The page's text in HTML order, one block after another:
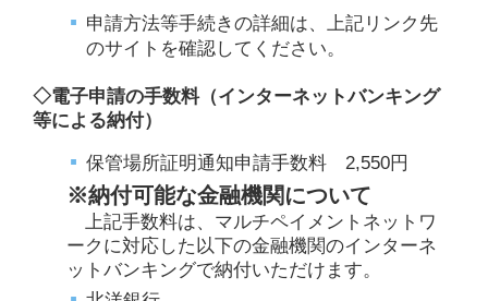
申請方法等手続きの詳細は、上記リンク先
のサイトを確認してください。
◇電子申請の手数料（インターネットバンキング
等による納付）
保管場所証明通知申請手数料 2,550円
※納付可能な金融機関について
上記手数料は、マルチペイメントネットワ
ークに対応した以下の金融機関のインターネ
ットバンキングで納付いただけます。